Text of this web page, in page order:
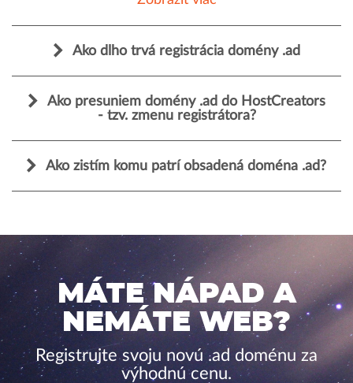
Ako dlho trvá registrácia domény .ad
Ako presuniem domény .ad do HostCreators
- tzv. zmenu registrátora?
Ako zistím komu patrí obsadená doména .ad?
MÁTE NÁPAD A
NEMÁTE WEB?
Registrujte svoju novú .ad doménu za
výhodnú cenu.